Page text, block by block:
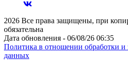
2026 Все права защищены, при
обязательна
Дата обновления - 06/08/26 06:35
Политика в отношении обработки
данных